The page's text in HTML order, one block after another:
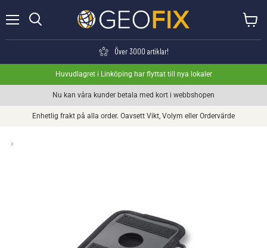
Över 3000 artiklar!
Huvudlagret i Linköping har flyttat till nya lokaler
Nu kan våra kunder betala med kort i webbshopen
Enhetlig frakt på alla order. Oavsett Vikt, Volym eller Ordervärde
›